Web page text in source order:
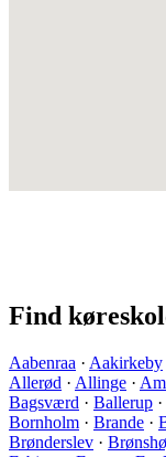
Find
Aabenraa · Aakirkeby
Allerød · Allinge ·
Bagsværd · Ballerup ·
Bornholm · Brande ·
Brønderslev ·